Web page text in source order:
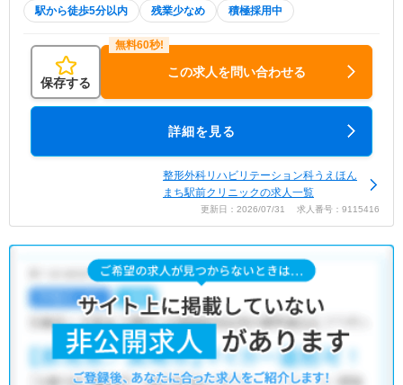
駅から徒歩5分以内 残業少なめ 積極採用中
保存する
この求人を問い合わせる
詳細を見る
整形外科リハビリテーション科うえほん
まち駅前クリニックの求人一覧
更新日：2026/07/31 求人番号：9115416